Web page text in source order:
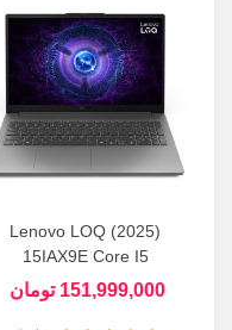
Lenovo LOQ (2025)
15IAX9E Core I5
(12450HX) - 16GB - 1TB
SSD - 6GB (RTX 4050)
151,999,000 تومان